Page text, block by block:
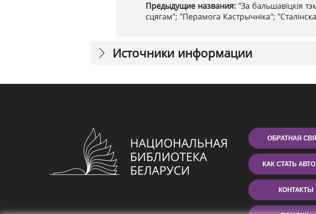
Предыдущие названия: "За бальшавіцкія
сцягам"; "Перамога Кастрычніка";
Источники информации
ОБРАТНАЯ
КАК СТАТЬ
КОНТАКТЫ